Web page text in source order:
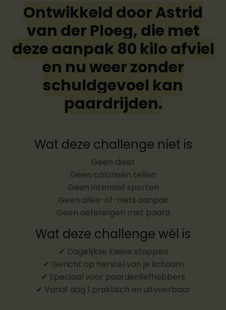
Ontwikkeld door Astrid
van der Ploeg, die met
deze aanpak 80 kilo afviel
en nu weer zonder
schuldgevoel kan
paardrijden.
Wat deze challenge níet is
Geen dieet
Geen calorieën tellen
Geen intensief sporten
Geen alles-of-niets aanpak
Geen oefeningen met paard
Wat deze challenge wél is
✔ Dagelijkse kleine stappen
✔ Gericht op herstel van je lichaam
✔ Speciaal voor paardenliefhebbers
✔ Vanaf dag 1 praktisch en uitvoerbaar